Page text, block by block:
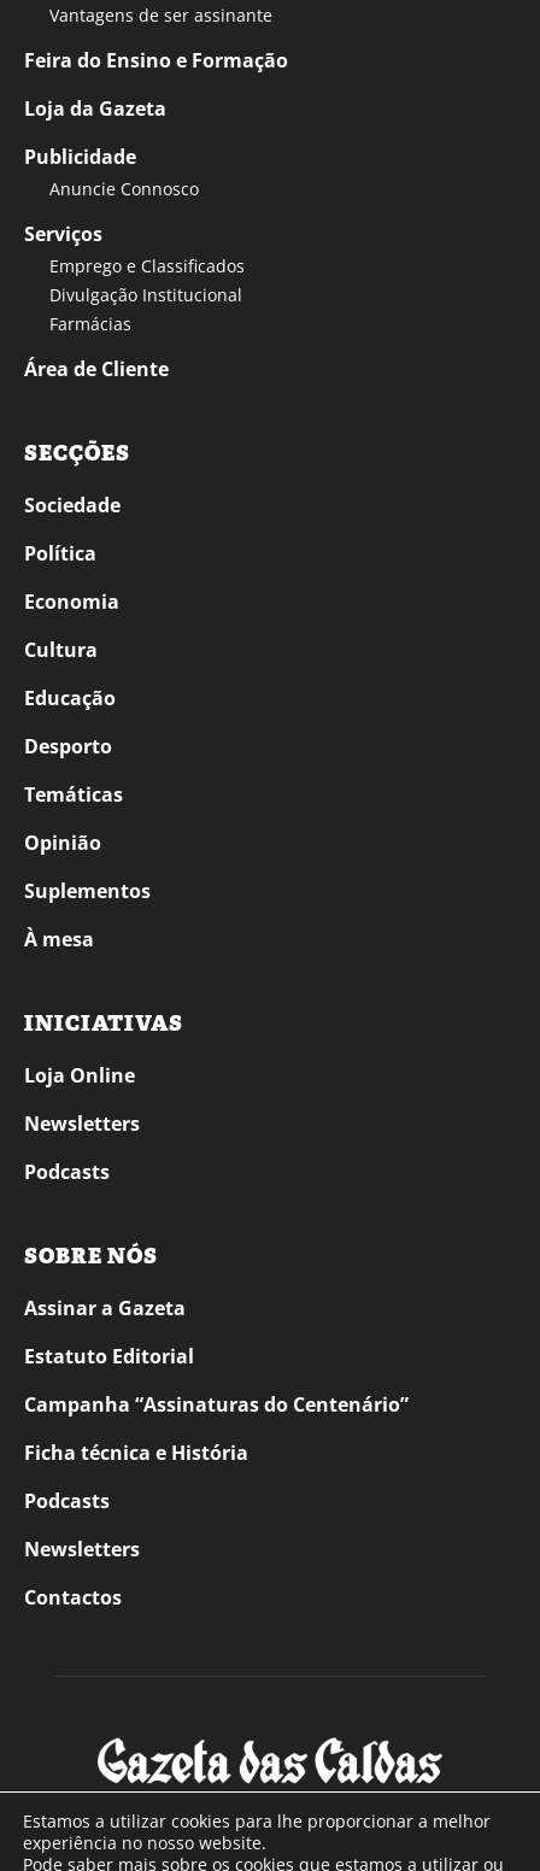
Vantagens de ser assinante
Feira do Ensino e Formação
Loja da Gazeta
Publicidade
Anuncie Connosco
Serviços
Emprego e Classificados
Divulgação Institucional
Farmácias
Área de Cliente
SECÇÕES
Sociedade
Política
Economia
Cultura
Educação
Desporto
Temáticas
Opinião
Suplementos
À mesa
INICIATIVAS
Loja Online
Newsletters
Podcasts
SOBRE NÓS
Assinar a Gazeta
Estatuto Editorial
Campanha “Assinaturas do Centenário”
Ficha técnica e História
Podcasts
Newsletters
Contactos
Estamos a utilizar cookies para lhe proporcionar a melhor
experiência no nosso website.
Pode saber mais sobre os cookies que estamos a utilizar ou